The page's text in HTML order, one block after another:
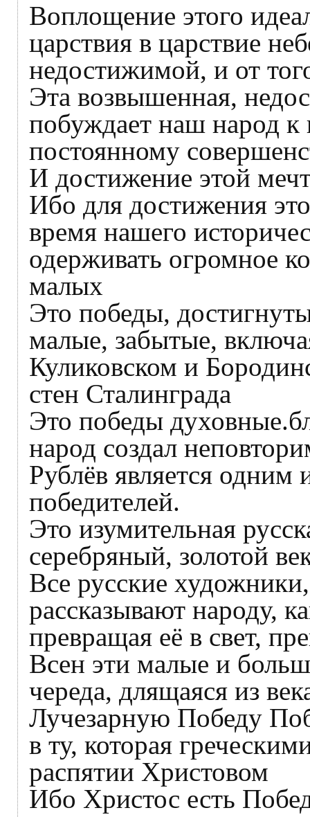
Воплощение этого
царствия в царствие
недостижимой, и от
Эта возвышенная,
побуждает наш народ
постоянному
И достижение этой
Ибо для достижения
время нашего
одерживать огромное
малых
Это победы,
малые, забытые,
Куликовском и
стен Сталинграда
Это победы
народ создал
Рублёв является одним
победителей.
Это изумительная
серебряный, золотой
Все русские
рассказывают народу,
превращая её в свет,
Всен эти малые и
череда, длящаяся из
Лучезарную Победу
в ту, которая
распятии Христовом
Ибо Христос есть